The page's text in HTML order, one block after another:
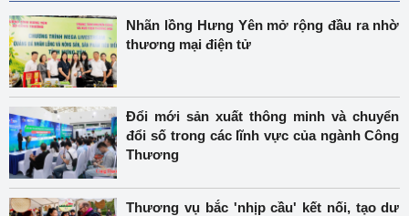
Nhãn lồng Hưng Yên mở rộng đầu ra nhờ
thương mại điện tử
Đổi mới sản xuất thông minh và chuyển
đổi số trong các lĩnh vực của ngành Công
Thương
Thương vụ bắc 'nhịp cầu' kết nối, tạo dư